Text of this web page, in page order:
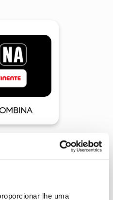
lhe uma